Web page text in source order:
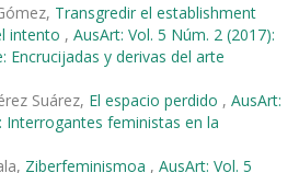
Transgredir el establishment
intento , AusArt: Vol. 5 Núm. 2 (2017):
Encrucijadas y derivas del arte
Suárez, El espacio perdido , AusArt:
Interrogantes feministas en la
Ziberfeminismoa , AusArt: Vol. 5